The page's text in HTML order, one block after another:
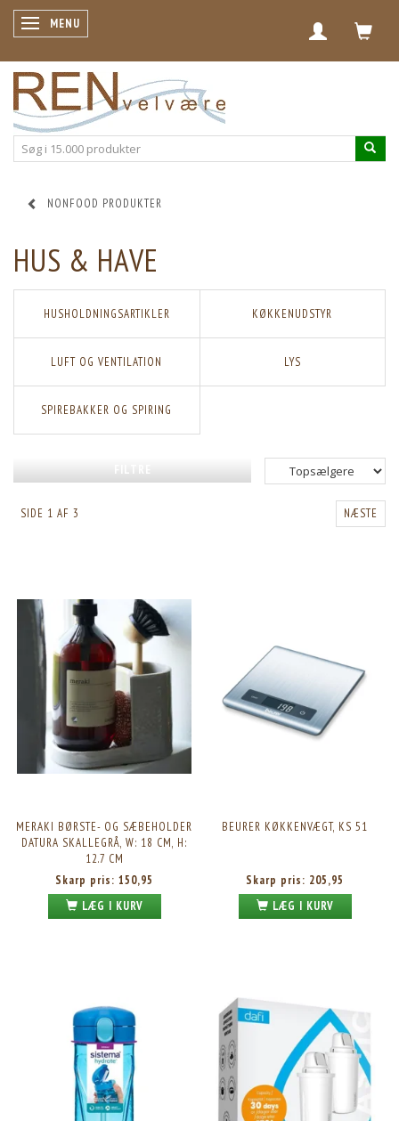
SKIFTE NAVIGATION
MENU
NONFOOD PRODUKTER
HUS & HAVE
HUSHOLDNINGSARTIKLER KØKKENUDSTYR
LUFT OG VENTILATION LYS
SPIREBAKKER OG SPIRING
FILTRE
SIDE 1 AF 3 NÆSTE
MERAKI BØRSTE- OG SÆBEHOLDER
DATURA SKALLEGRÅ, W: 18 CM, H:
12.7 CM
Skarp pris: 150,95
LÆG I KURV
BEURER KØKKENVÆGT, KS 51
Skarp pris: 205,95
LÆG I KURV